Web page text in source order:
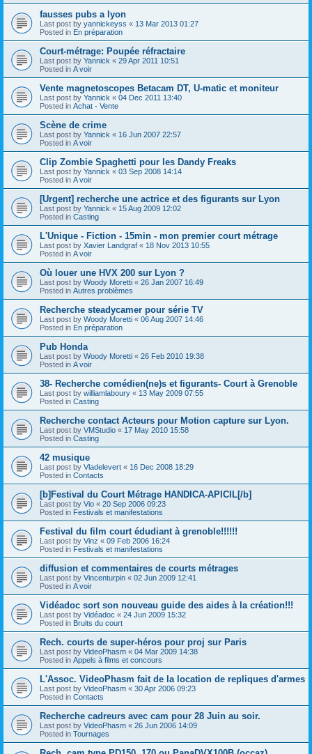
fausses pubs a lyon
Last post by yannickeyss « 13 Mar 2013 01:27
Posted in En préparation
Court-métrage: Poupée réfractaire
Last post by Yannick « 29 Apr 2011 10:51
Posted in A voir
Vente magnetoscopes Betacam DT, U-matic et moniteur
Last post by Yannick « 04 Dec 2011 13:40
Posted in Achat - Vente
Scène de crime
Last post by Yannick « 16 Jun 2007 22:57
Posted in A voir
Clip Zombie Spaghetti pour les Dandy Freaks
Last post by Yannick « 03 Sep 2008 14:14
Posted in A voir
[Urgent] recherche une actrice et des figurants sur Lyon
Last post by Yannick « 15 Aug 2009 12:02
Posted in Casting
L'Unique - Fiction - 15min - mon premier court métrage
Last post by Xavier Landgraf « 18 Nov 2013 10:55
Posted in A voir
Où louer une HVX 200 sur Lyon ?
Last post by Woody Moretti « 26 Jan 2007 16:49
Posted in Autres problèmes
Recherche steadycamer pour série TV
Last post by Woody Moretti « 06 Aug 2007 14:46
Posted in En préparation
Pub Honda
Last post by Woody Moretti « 26 Feb 2010 19:38
Posted in A voir
38- Recherche comédien(ne)s et figurants- Court à Grenoble
Last post by williamlaboury « 13 May 2009 07:55
Posted in Casting
Recherche contact Acteurs pour Motion capture sur Lyon.
Last post by VMStudio « 17 May 2010 15:58
Posted in Casting
42 musique
Last post by Vladelevert « 16 Dec 2008 18:29
Posted in Contacts
[b]Festival du Court Métrage HANDICA-APICIL[/b]
Last post by Vio « 20 Sep 2006 09:23
Posted in Festivals et manifestations
Festival du film court édudiant à grenoble!!!!!!
Last post by Vinz « 09 Feb 2006 16:24
Posted in Festivals et manifestations
diffusion et commentaires de courts métrages
Last post by Vincenturpin « 02 Jun 2009 12:41
Posted in A voir
Vidéadoc sort son nouveau guide des aides à la création!!!
Last post by Vidéadoc « 24 Jun 2009 15:32
Posted in Bruits du court
Rech. courts de super-héros pour proj sur Paris
Last post by VideoPhasm « 04 Mar 2009 14:38
Posted in Appels à films et concours
L'Assoc. VideoPhasm fait de la location de repliques d'armes
Last post by VideoPhasm « 30 Apr 2006 09:23
Posted in Contacts
Recherche cadreurs avec cam pour 28 Juin au soir.
Last post by VideoPhasm « 26 Jun 2006 14:09
Posted in Tournages